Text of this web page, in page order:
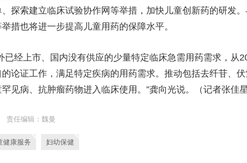
探索建立临床试验协作网等举措，加快儿童创新药的研发
措也将进一步提高儿童用药的保障水平。
经上市、国内没有供应的少量特定临床急需用药需求，从
论证工作，满足特定疾病的用药需求。推动包括去纤苷、
见病、抗肿瘤药物进入临床使用。”龚向光说。（记者张佳星
责任编辑：魏曼
健康服务 妇幼保健